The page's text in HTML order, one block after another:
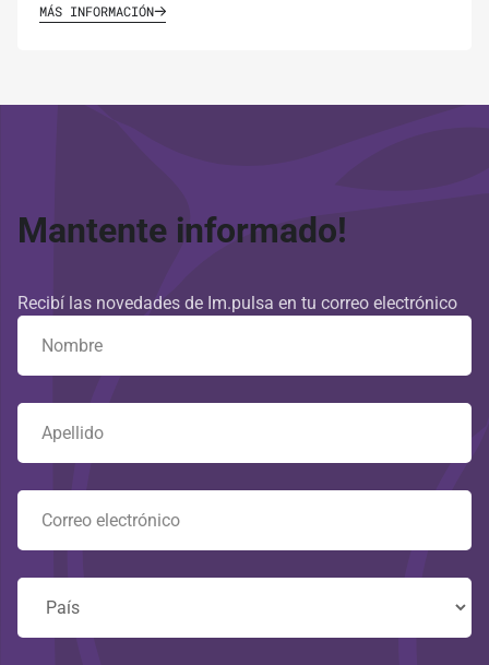
MÁS INFORMACIÓN
Mantente informado!
Recibí las novedades de Im.pulsa en tu correo electrónico